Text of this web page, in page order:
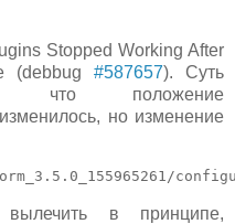
Stopped Working After
(debbug #587657). Суть
положение
но изменение
в принципе,